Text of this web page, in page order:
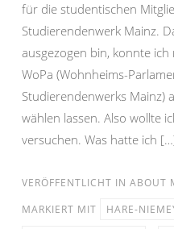
für die studentischen
Studierendenwerk Mainz.
ausgezogen bin, konnte
WoPa (Wohnheims-
Studierendenwerks Mainz)
wählen lassen. Also wollte
versuchen. Was hatte ich
VERÖFFENTLICHT IN ABOUT
MARKIERT MIT
HARE-